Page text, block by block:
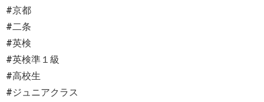
#京都
#二条
#英検
#英検準１級
#高校生
#ジュニアクラス